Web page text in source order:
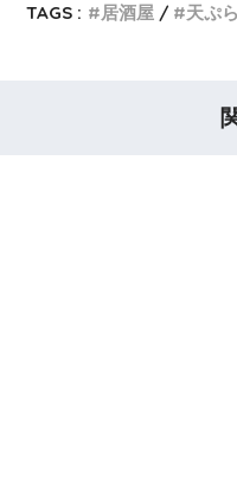
TAGS :
居酒屋 天ぷら